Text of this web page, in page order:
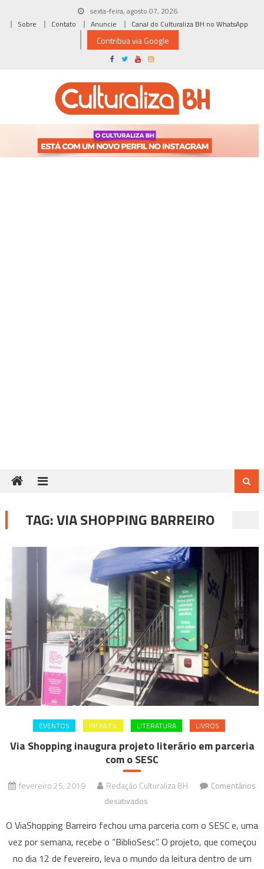
sexta-feira, agosto 07, 2026
Sobre
Contato Anuncie Canal do Culturaliza BH no WhatsApp
Contribua via Google
TAG:VIA SHOPPING BARREIRO
EVENTOS INFANTIL LITERATURA LIVROS
Via Shopping inaugura projeto literário em parceria
com o SESC
fevereiro 25, 2019 Redação Culturaliza BH
Comentários
desativados
Shopping
inaugura
projeto
O ViaShopping Barreiro fechou uma parceria com o SESC e, uma
vez por semana, recebe o “BiblioSesc”. O projeto, que começou
no dia 12 de fevereiro, leva o mundo da leitura dentro de um